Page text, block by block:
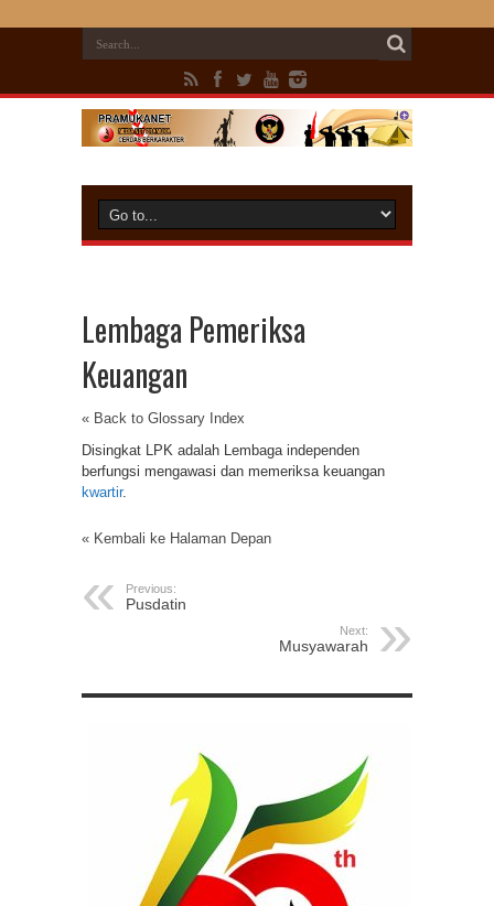
Lembaga Pemeriksa
Keuangan
« Back to Glossary Index
Disingkat LPK adalah Lembaga independen
berfungsi mengawasi dan memeriksa keuangan
kwartir.
« Kembali ke Halaman Depan
Previous:
Pusdatin
Next:
Musyawarah